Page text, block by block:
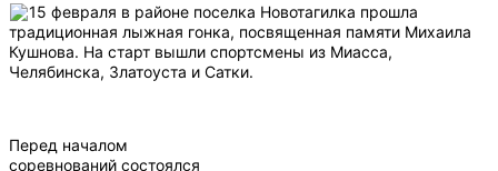
15 февраля в районе поселка Новотагилка прошла
традиционная лыжная гонка, посвященная памяти Михаила
Кушнова. На старт вышли спортсмены из Миасса,
Челябинска, Златоуста и Сатки.
Перед началом
соревнований состоялся